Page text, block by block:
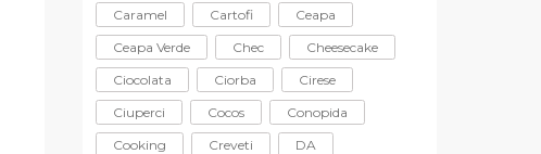
Caramel
Cartofi
Ceapa
Ceapa Verde
Chec
Cheesecake
Ciocolata
Ciorba
Cirese
Ciuperci
Cocos
Conopida
Cooking
Creveti
DA